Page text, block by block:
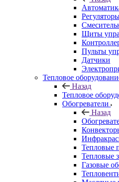
Щиты
Пульты
Датчики
Тепловое
Назад
Тепловое
Обогреватели
Назад
Тепловые
Тепловые
Газовые